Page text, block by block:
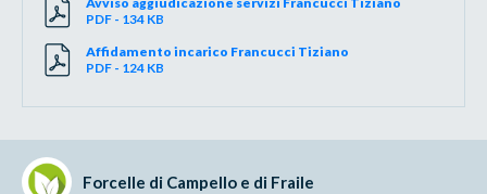
PDF - 134 KB
Affidamento incarico Francucci Tiziano
PDF - 124 KB
Forcelle di Campello e di Fraile